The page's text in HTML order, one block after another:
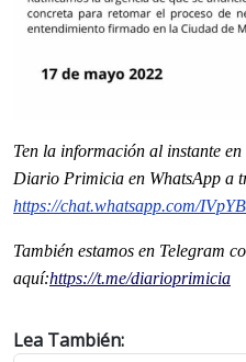
Ten la información al instante
Diario Primicia en WhatsApp a
https://chat.whatsapp.com/
También estamos en Telegram
aquí:https://t.me/diarioprimicia
Lea También: